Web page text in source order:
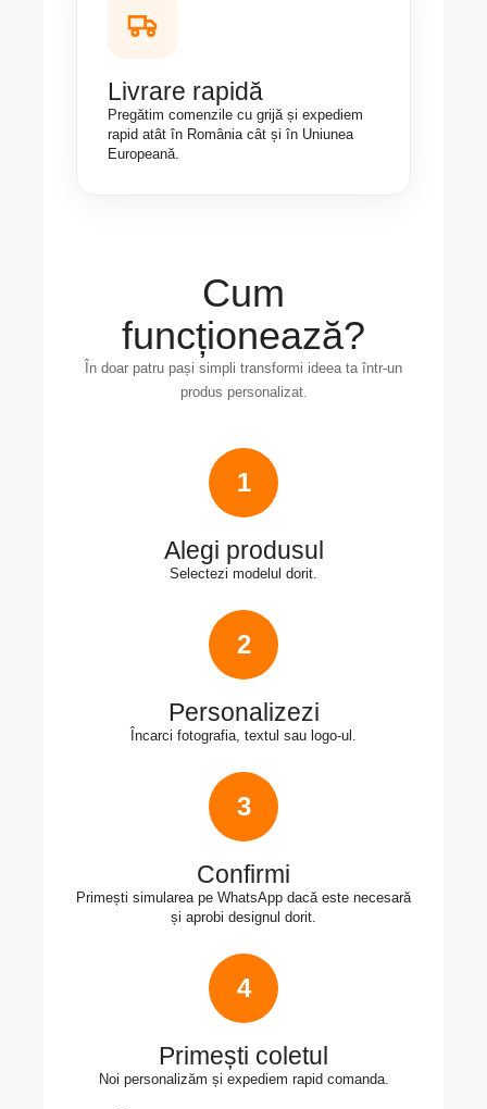
Livrare rapidă
Pregătim comenzile cu grijă și expediem
rapid atât în România cât și în Uniunea
Europeană.
Cum
funcționează?
În doar patru pași simpli transformi ideea ta într-un
produs personalizat.
1
Alegi produsul
Selectezi modelul dorit.
2
Personalizezi
Încarci fotografia, textul sau logo-ul.
3
Confirmi
Primești simularea pe WhatsApp dacă este necesară
și aprobi designul dorit.
4
Primești coletul
Noi personalizăm și expediem rapid comanda.